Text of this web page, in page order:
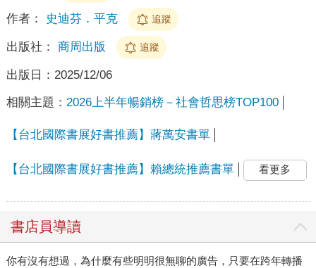
作者： 史迪芬．平克 追蹤
出版社： 商周出版 追蹤
出版日： 2025/12/06
相關主題： 2026上半年暢銷榜－社會哲思榜TOP100
【台北國際書展好書推薦】蔣萬安書單
【台北國際書展好書推薦】賴總統推薦書單 看更多
書店員導讀
你有沒有想過，為什麼有些明明很無聊的廣告，只要在跨年轉播